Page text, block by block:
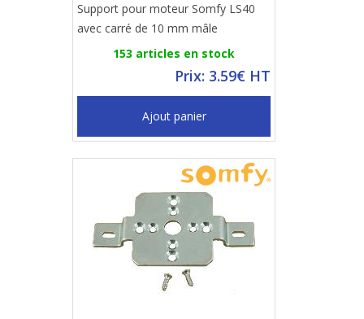
Support pour moteur Somfy LS40
avec carré de 10 mm mâle
153 articles en stock
Prix: 3.59€ HT
Ajout panier